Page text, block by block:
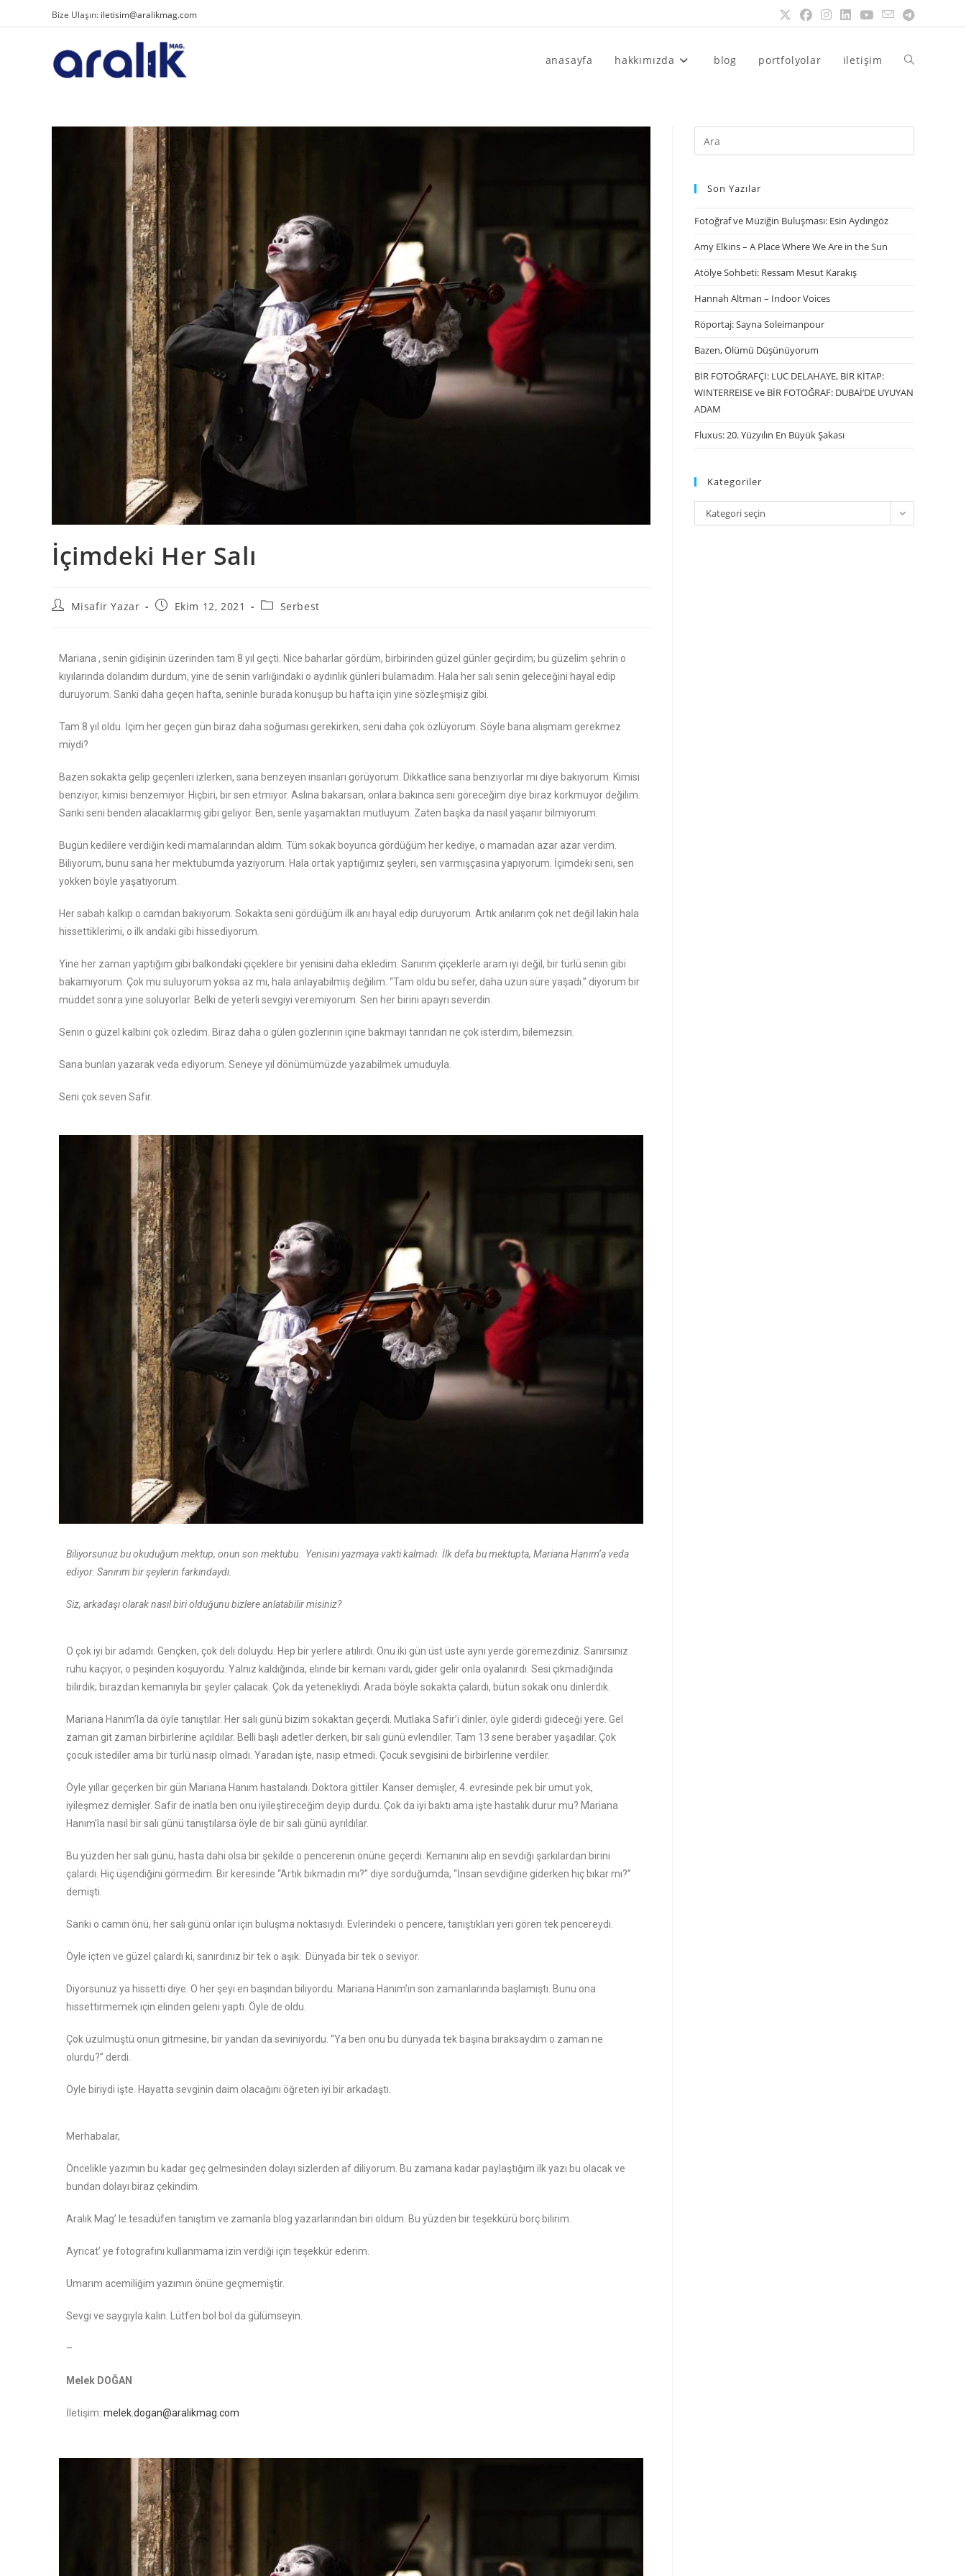
Bize Ulaşın: iletisim@aralikmag.com
anasayfa hakkımızda blog portfolyolar iletişim
İçimdeki Her Salı
Misafir Yazar Ekim 12, 2021 Serbest
Mariana , senin gidişinin üzerinden tam 8 yıl geçti. Nice baharlar gördüm, birbirinden güzel günler geçirdim; bu güzelim şehrin o
kıyılarında dolandım durdum, yine de senin varlığındaki o aydınlık günleri bulamadım. Hala her salı senin geleceğini hayal edip
duruyorum. Sanki daha geçen hafta, seninle burada konuşup bu hafta için yine sözleşmişiz gibi.
Tam 8 yıl oldu. İçim her geçen gün biraz daha soğuması gerekirken, seni daha çok özlüyorum. Söyle bana alışmam gerekmez
miydi?
Bazen sokakta gelip geçenleri izlerken, sana benzeyen insanları görüyorum. Dikkatlice sana benziyorlar mı diye bakıyorum. Kimisi
benziyor, kimisi benzemiyor. Hiçbiri, bir sen etmiyor. Aslına bakarsan, onlara bakınca seni göreceğim diye biraz korkmuyor değilim.
Sanki seni benden alacaklarmış gibi geliyor. Ben, senle yaşamaktan mutluyum. Zaten başka da nasıl yaşanır bilmiyorum.
Bugün kedilere verdiğin kedi mamalarından aldım. Tüm sokak boyunca gördüğüm her kediye, o mamadan azar azar verdim.
Biliyorum, bunu sana her mektubumda yazıyorum. Hala ortak yaptığımız şeyleri, sen varmışçasına yapıyorum. İçimdeki seni, sen
yokken böyle yaşatıyorum.
Her sabah kalkıp o camdan bakıyorum. Sokakta seni gördüğüm ilk anı hayal edip duruyorum. Artık anılarım çok net değil lakin hala
hissettiklerimi, o ilk andaki gibi hissediyorum.
Yine her zaman yaptığım gibi balkondaki çiçeklere bir yenisini daha ekledim. Sanırım çiçeklerle aram iyi değil, bir türlü senin gibi
bakamıyorum. Çok mu suluyorum yoksa az mı, hala anlayabilmiş değilim. “Tam oldu bu sefer, daha uzun süre yaşadı.” diyorum bir
müddet sonra yine soluyorlar. Belki de yeterli sevgiyi veremiyorum. Sen her birini apayrı severdin.
Senin o güzel kalbini çok özledim. Biraz daha o gülen gözlerinin içine bakmayı tanrıdan ne çok isterdim, bilemezsin.
Sana bunları yazarak veda ediyorum. Seneye yıl dönümümüzde yazabilmek umuduyla.
Seni çok seven Safir.
Biliyorsunuz bu okuduğum mektup, onun son mektubu. Yenisini yazmaya vakti kalmadı. İlk defa bu mektupta, Mariana Hanım’a veda
ediyor. Sanırım bir şeylerin farkındaydı.
Siz, arkadaşı olarak nasıl biri olduğunu bizlere anlatabilir misiniz?
O çok iyi bir adamdı. Gençken, çok deli doluydu. Hep bir yerlere atılırdı. Onu iki gün üst üste aynı yerde göremezdiniz. Sanırsınız
ruhu kaçıyor, o peşinden koşuyordu. Yalnız kaldığında, elinde bir kemanı vardı, gider gelir onla oyalanırdı. Sesi çıkmadığında
bilirdik; birazdan kemanıyla bir şeyler çalacak. Çok da yetenekliydi. Arada böyle sokakta çalardı, bütün sokak onu dinlerdik.
Mariana Hanım’la da öyle tanıştılar. Her salı günü bizim sokaktan geçerdi. Mutlaka Safir’i dinler, öyle giderdi gideceği yere. Gel
zaman git zaman birbirlerine açıldılar. Belli başlı adetler derken, bir salı günü evlendiler. Tam 13 sene beraber yaşadılar. Çok
çocuk istediler ama bir türlü nasip olmadı. Yaradan işte, nasip etmedi. Çocuk sevgisini de birbirlerine verdiler.
Öyle yıllar geçerken bir gün Mariana Hanım hastalandı. Doktora gittiler. Kanser demişler, 4. evresinde pek bir umut yok,
iyileşmez demişler. Safir de inatla ben onu iyileştireceğim deyip durdu. Çok da iyi baktı ama işte hastalık durur mu? Mariana
Hanım’la nasıl bir salı günü tanıştılarsa öyle de bir salı günü ayrıldılar.
Bu yüzden her salı günü, hasta dahi olsa bir şekilde o pencerenin önüne geçerdi. Kemanını alıp en sevdiği şarkılardan birini
çalardı. Hiç üşendiğini görmedim. Bir keresinde “Artık bıkmadın mı?” diye sorduğumda, “İnsan sevdiğine giderken hiç bıkar mı?”
demişti.
Sanki o camın önü, her salı günü onlar için buluşma noktasıydı. Evlerindeki o pencere, tanıştıkları yeri gören tek pencereydi.
Öyle içten ve güzel çalardı ki, sanırdınız bir tek o aşık. Dünyada bir tek o seviyor.
Diyorsunuz ya hissetti diye. O her şeyi en başından biliyordu. Mariana Hanım’ın son zamanlarında başlamıştı. Bunu ona
hissettirmemek için elinden geleni yaptı. Öyle de oldu.
Çok üzülmüştü onun gitmesine, bir yandan da seviniyordu. “Ya ben onu bu dünyada tek başına bıraksaydım o zaman ne
olurdu?” derdi.
Öyle biriydi işte. Hayatta sevginin daim olacağını öğreten iyi bir arkadaştı.
Merhabalar,
Öncelikle yazımın bu kadar geç gelmesinden dolayı sizlerden af diliyorum. Bu zamana kadar paylaştığım ilk yazı bu olacak ve
bundan dolayı biraz çekindim.
Aralık Mag’ le tesadüfen tanıştım ve zamanla blog yazarlarından biri oldum. Bu yüzden bir teşekkürü borç bilirim.
Ayrıcat’ ye fotografını kullanmama izin verdiği için teşekkür ederim.
Umarım acemiliğim yazımın önüne geçmemiştir.
Sevgi ve saygıyla kalın. Lütfen bol bol da gülümseyin.
–
Melek DOĞAN
İletişim: melek.dogan@aralikmag.com
Son Yazılar
Fotoğraf ve Müziğin Buluşması: Esin Aydıngöz
Amy Elkins – A Place Where We Are in the Sun
Atölye Sohbeti: Ressam Mesut Karakış
Hannah Altman – Indoor Voices
Röportaj: Sayna Soleimanpour
Bazen, Ölümü Düşünüyorum
BİR FOTOĞRAFÇI: LUC DELAHAYE, BİR KİTAP:
WINTERREISE ve BİR FOTOĞRAF: DUBAİ’DE UYUYAN
ADAM
Fluxus: 20. Yüzyılın En Büyük Şakası
Kategoriler
Kategori seçin